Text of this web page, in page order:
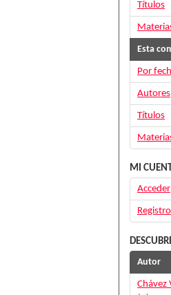
Títulos
Esta
Por
Autores
Títulos
MI
Acceder
Registro
Autor
Chávez